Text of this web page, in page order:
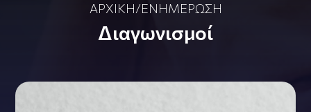
ΑΡΧΙΚΉ/ΕΝΗΜΈΡΩΣΗ
Διαγωνισμοί